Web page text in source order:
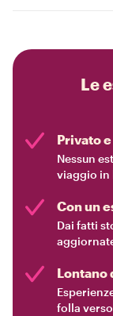
Le
Privato
Nessun
viaggio in
Con un
Dai fatti
Lontano
folla